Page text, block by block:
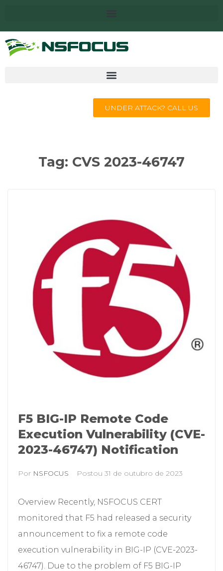
UNDER ATTACK? CALL US
Tag: CVS 2023-46747
F5 BIG-IP Remote Code
Execution Vulnerability (CVE-
2023-46747) Notification
Por NSFOCUS Postou 31 de outubro de 2023
Overview Recently, NSFOCUS CERT
monitored that F5 had released a security
announcement to fix a remote code
execution vulnerability in BIG-IP (CVE-2023-
46747). Due to the problem of F5 BIG-IP